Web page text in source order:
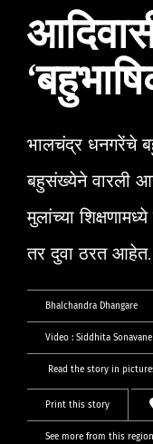
भालचंद्र धनगरेंचे
बहुसंख्येने वारली
मुलांच्या
तर दुवा ठरत आहेत.
Bhalchandra Dhangare
Video : Siddhita Sonavane
Read the story in
Print this story
See more from this region